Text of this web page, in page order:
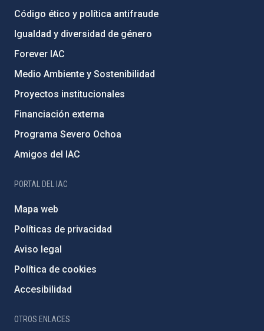
Código ético y política antifraude
Igualdad y diversidad de género
Forever IAC
Medio Ambiente y Sostenibilidad
Proyectos institucionales
Financiación externa
Programa Severo Ochoa
Amigos del IAC
PORTAL DEL IAC
Mapa web
Políticas de privacidad
Aviso legal
Política de cookies
Accesibilidad
OTROS ENLACES